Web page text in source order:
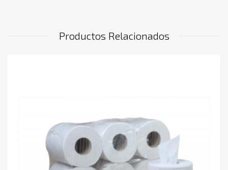
Productos Relacionados